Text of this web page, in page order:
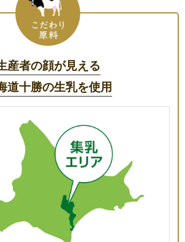
産者の顔が見える
道十勝の生乳を使用